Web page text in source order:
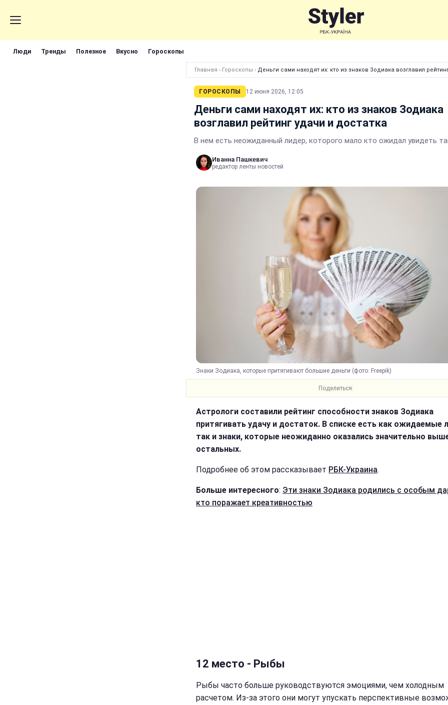
Люди Тренды Полезное Вкусно Гороскопы
Главная › Гороскопы › Деньги сами находят их: кто из знаков Зодиака возглавил
ГОРОСКОПЫ 12 июня 2026, 12:05
Деньги сами находят их: кто из знаков Зодиака
возглавил рейтинг удачи и достатка
В нем есть неожиданный лидер, которого мало кто ожидал увидеть
Иванна Пашкевич
редактор ленты новостей
Знаки Зодиака, которые притягивают большие деньги (фото: Freepik)
Поделиться:
Астрологи составили рейтинг способности знаков Зодиака
притягивать удачу и достаток. В списке есть как ожидаемые
так и знаки, которые неожиданно оказались значительно
остальных.
Подробнее об этом рассказывает РБК-Украина.
Больше интересного: Эти знаки Зодиака родились с особым
кто поражает креативностью
12 место - Рыбы
Рыбы часто больше руководствуются эмоциями, чем холодным
расчетом. Из-за этого они могут упускать перспективные